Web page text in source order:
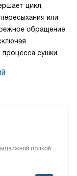
цикл,
или
обращение
сушки.
полкой